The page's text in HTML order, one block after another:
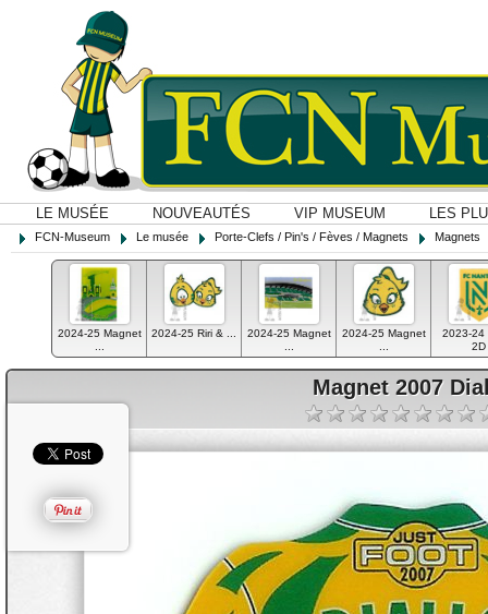
LE MUSÉE NOUVEAUTÉS VIP MUSEUM LES
FCN-Museum Le musée Porte-Clefs / Pin's / Fèves / Magnets Magnets
2024-25 Magnet
2024-25 Riri & ...
2024-25 Magnet
2024-25 Magnet
2023-24
2D
Magnet 2007